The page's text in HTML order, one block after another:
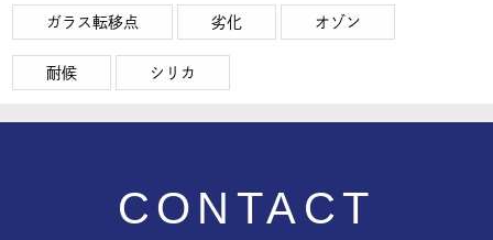
ガラス転移点 劣化 オゾン
耐候 シリカ
CONTACT